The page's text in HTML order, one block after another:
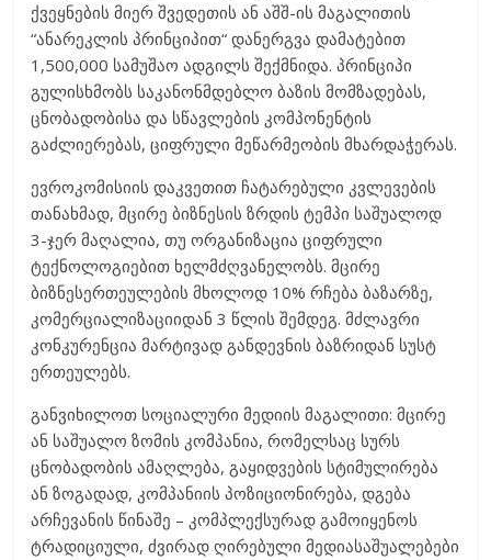
ქვეყნების მიერ შვედეთის ან აშშ-ის მაგალითის
“ანარეკლის პრინციპით“ დანერგვა დამატებით
1,500,000 სამუშაო ადგილს შექმნიდა. პრინციპი
გულისხმობს საკანონმდებლო ბაზის მომზადებას,
ცნობადობისა და სწავლების კომპონენტის
გაძლიერებას, ციფრული მეწარმეობის მხარდაჭერას.
ევროკომისიის დაკვეთით ჩატარებული კვლევების
თანახმად, მცირე ბიზნესის ზრდის ტემპი საშუალოდ
3-ჯერ მაღალია, თუ ორგანიზაცია ციფრული
ტექნოლოგიებით ხელმძღვანელობს. მცირე
ბიზნესერთეულების მხოლოდ 10% რჩება ბაზარზე,
კომერციალიზაციიდან 3 წლის შემდეგ. მძლავრი
კონკურენცია მარტივად განდევნის ბაზრიდან სუსტ
ერთეულებს.
განვიხილოთ სოციალური მედიის მაგალითი: მცირე
ან საშუალო ზომის კომპანია, რომელსაც სურს
ცნობადობის ამაღლება, გაყიდვების სტიმულირება
ან ზოგადად, კომპანიის პოზიციონირება, დგება
არჩევანის წინაშე – კომპლექსურად გამოიყენოს
ტრადიციული, ძვირად ღირებული მედიასაშუალებები